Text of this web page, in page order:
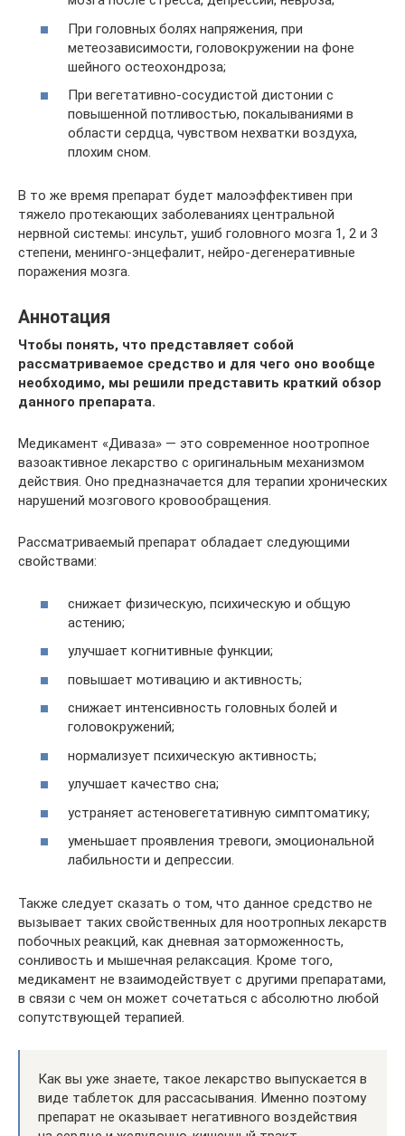
При головных болях напряжения, при
метеозависимости, головокружении на фоне
шейного остеохондроза;
При вегетативно-сосудистой дистонии с
повышенной потливостью, покалываниями в
области сердца, чувством нехватки воздуха,
плохим сном.
В то же время препарат будет малоэффективен при
тяжело протекающих заболеваниях центральной
нервной системы: инсульт, ушиб головного мозга 1, 2 и 3
степени, менинго-энцефалит, нейро-дегенеративные
поражения мозга.
Аннотация
Чтобы понять, что представляет собой
рассматриваемое средство и для чего оно вообще
необходимо, мы решили представить краткий обзор
данного препарата.
Медикамент «Диваза» — это современное ноотропное
вазоактивное лекарство с оригинальным механизмом
действия. Оно предназначается для терапии хронических
нарушений мозгового кровообращения.
Рассматриваемый препарат обладает следующими
свойствами:
снижает физическую, психическую и общую
астению;
улучшает когнитивные функции;
повышает мотивацию и активность;
снижает интенсивность головных болей и
головокружений;
нормализует психическую активность;
улучшает качество сна;
устраняет астеновегетативную симптоматику;
уменьшает проявления тревоги, эмоциональной
лабильности и депрессии.
Также следует сказать о том, что данное средство не
вызывает таких свойственных для ноотропных лекарств
побочных реакций, как дневная заторможенность,
сонливость и мышечная релаксация. Кроме того,
медикамент не взаимодействует с другими препаратами,
в связи с чем он может сочетаться с абсолютно любой
сопутствующей терапией.
Как вы уже знаете, такое лекарство выпускается в
виде таблеток для рассасывания. Именно поэтому
препарат не оказывает негативного воздействия